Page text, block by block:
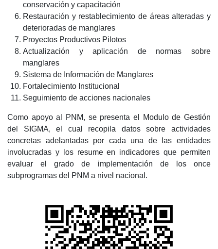
conservación y capacitación
Restauración y restablecimiento de áreas alteradas y
deterioradas de manglares
Proyectos Productivos Pilotos
Actualización y aplicación de normas sobre
manglares
Sistema de Información de Manglares
Fortalecimiento Institucional
Seguimiento de acciones nacionales
Como apoyo al PNM, se presenta el Modulo de Gestión
del SIGMA, el cual recopila datos sobre actividades
concretas adelantadas por cada una de las entidades
involucradas y los resume en indicadores que permiten
evaluar el grado de implementación de los once
subprogramas del PNM a nivel nacional.